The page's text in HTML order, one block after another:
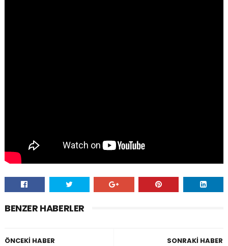
BENZER HABERLER
SONRAKI HABER
ÖNCEKI HABER